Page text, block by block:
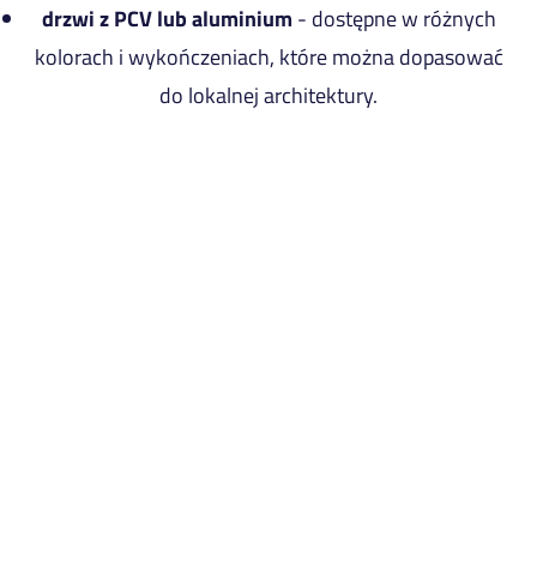
drzwi z PCV lub aluminium - dostępne w różnych
kolorach i wykończeniach, które można dopasować
do lokalnej architektury.